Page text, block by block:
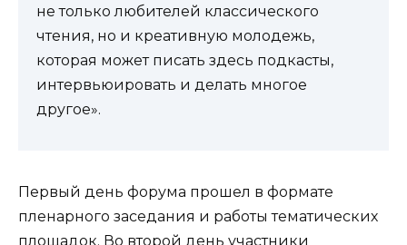
не только любителей классического
чтения, но и креативную молодежь,
которая может писать здесь подкасты,
интервьюировать и делать многое
другое».
Первый день форума прошел в формате
пленарного заседания и работы тематических
площадок. Во второй день участники